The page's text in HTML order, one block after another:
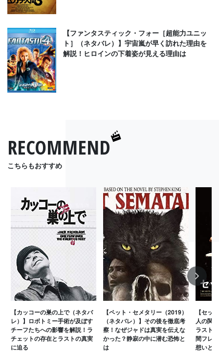
【ファンタスティック・フォー［超能力ユニッ
ト］（ネタバレ）】宇宙嵐が早く訪れた理由を
解説！ヒロインの下着姿が見える理由は
RECOMMEND
こちらもおすすめ
【カッコーの巣の上で（ネタバ
レ）】ロボトミー手術が及ぼす
チーフたちへの影響を解説！ラ
チェットの存在とラストの真実
に迫る
【ペット・セメタリー（2019）
（ネタバレ）】その後を徹底考
察！なぜジャドは真実を伝えな
かった？静寂の中に潜む恐怖と
は
【セッ
人の関
ラスト
間フレ
想いとは
Next